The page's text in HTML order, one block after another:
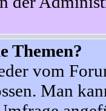
Themen?
vom
Man